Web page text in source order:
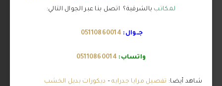
لمكاتب بالشرقية؟ اتصل بنا عبر الجوال التالي:
جــوال:
واتساب:
شاهد أيضا: تفصيل مرايا جدرايه– ديكورات بديل الخشب